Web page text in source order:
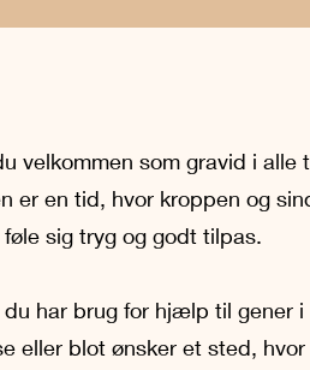
velkommen som gravid i
er en tid, hvor kroppen og
sig tryg og godt tilpas.
du har brug for hjælp til gener
eller blot ønsker et sted,